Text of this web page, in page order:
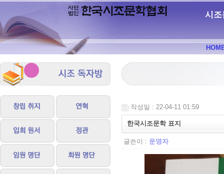
시조
작성일 : 22-04-11 01:59
한국시조문학 표지
글쓴이 : 운영자